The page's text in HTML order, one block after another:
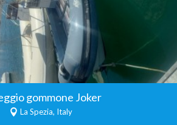
gommone Joker
La Spezia, Italy